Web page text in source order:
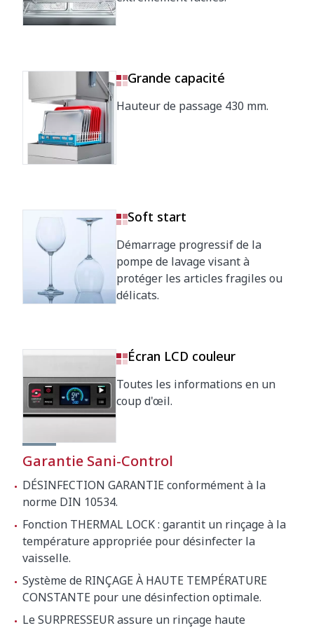
Dimensions extérieures de la machine
emballée
Grande capacité
Hauteur de passage 430 mm.
Soft start
Démarrage progressif de la
pompe de lavage visant à
protéger les articles fragiles ou
délicats.
Écran LCD couleur
Toutes les informations en un
coup d'œil.
Garantie Sani-Control
DÉSINFECTION GARANTIE conformément à la
norme DIN 10534.
Fonction THERMAL LOCK : garantit un rinçage à la
température appropriée pour désinfecter la
vaisselle.
Système de RINÇAGE À HAUTE TEMPÉRATURE
CONSTANTE pour une désinfection optimale.
Le SURPRESSEUR assure un rinçage haute